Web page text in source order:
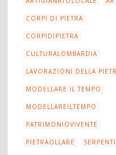
CORPI DI PIETRA
CORPIDIPIETRA
CULTURALOMBARDIA
LAVORAZIONI DELLA
MODELLARE IL TEMPO
MODELLAREILTEMPO
PATRIMONIOVIVENTE
PIETRAOLLARE